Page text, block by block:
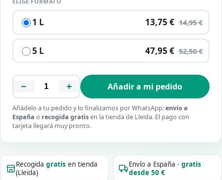
1 L 13,75 € 14,95 €
5 L 47,95 € 52,50 €
− + Añadir a mi pedido
Añádelo a tu pedido y lo finalizamos por WhatsApp:envío a
España o recogida gratisen la tienda de Lleida. El pago con
tarjeta llegará muy pronto.
Recogidagratis en tienda
(Lleida)
Envío a España ·gratis
desde 50 €